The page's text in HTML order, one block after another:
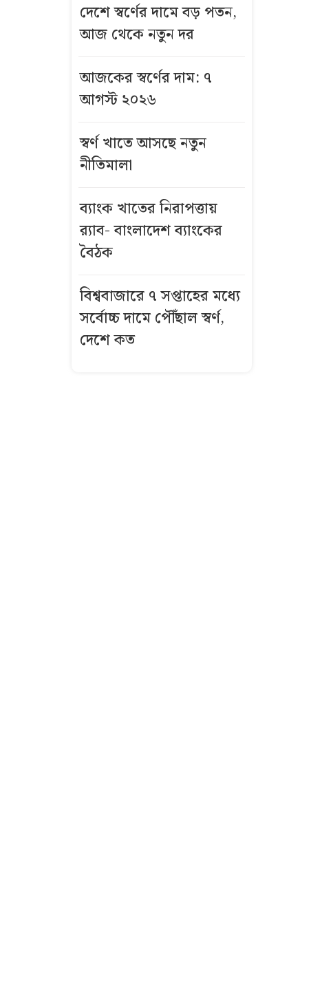
ঠেকাতে গভীর
ষড়যন্ত্র, নেপথ্যে
বন্দরে
শিশুসহ ৩ জন
দগ্ধ
শতাধিক
অভিবাসী উদ্ধার,
অধিকাংশই
দেশে স্বর্ণের দামে বড় পতন,
আজ থেকে নতুন দর
আজকের স্বর্ণের দাম: ৭
আগস্ট ২০২৬
স্বর্ণ খাতে আসছে নতুন
নীতিমালা
ব্যাংক খাতের নিরাপত্তায়
র‌্যাব- বাংলাদেশ ব্যাংকের
বৈঠক
বিশ্ববাজারে ৭ সপ্তাহের মধ্যে
সর্বোচ্চ দামে পৌঁছাল স্বর্ণ,
দেশে কত